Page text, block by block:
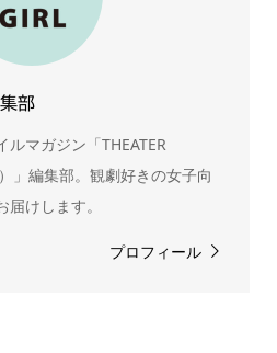
部
マガジン「THEATER
」編集部。観劇好きの女子向
けします。
プロフィール